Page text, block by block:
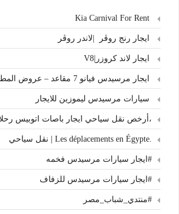
ايجار رنج روڤر |لاندر روڤر
ايجار لاند كروزر|V8
ايجار مرسيدس فيانو 7 مقاعد – عروض المطار الخاصة
سيارات مرسيدس ليموزين للايجار
،أرخص نقل سياحي ايجار باصات اتوبيس
#ايجار سيارات مرسيدس فخمه
#ايجار سيارات مرسيدس للزفاف
#منتدي_شباب_مصر